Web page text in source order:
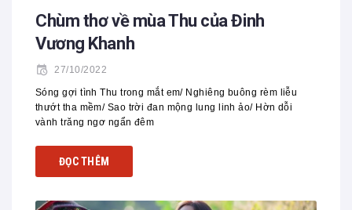
Chùm thơ về mùa Thu của Đinh
Vương Khanh
27/10/2022
Sóng gợi tình Thu trong mắt em/ Nghiêng buông rèm liễu
thướt tha mềm/ Sao trời đan mộng lung linh ảo/ Hờn dỗi
vành trăng ngơ ngẩn đêm
ĐỌC THÊM